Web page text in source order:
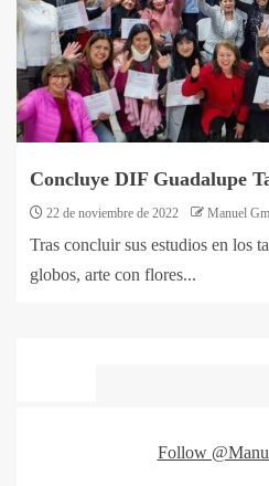
Concluye DIF Guadalupe
22 de noviembre de 2022 Manuel
Tras concluir sus estudios en los
globos, arte con flores...
Follow